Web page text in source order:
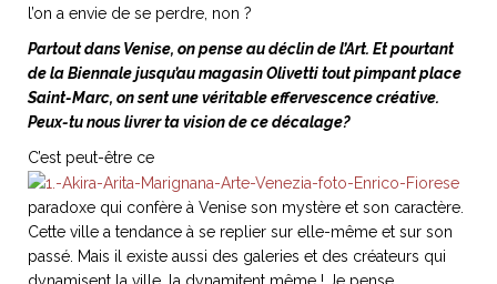
l’on a envie de se perdre, non ?
Partout dans Venise, on pense au déclin de l’Art. Et pourtant
de la Biennale jusqu’au magasin Olivetti tout pimpant place
Saint-Marc, on sent une véritable effervescence créative.
Peux-tu nous livrer ta vision de ce décalage?
C’est peut-être ce
paradoxe qui confère à Venise son mystère et son caractère.
Cette ville a tendance à se replier sur elle-même et sur son
passé. Mais il existe aussi des galeries et des créateurs qui